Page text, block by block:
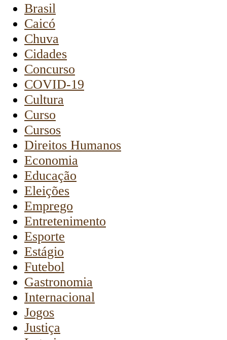
Brasil
Caicó
Chuva
Cidades
Concurso
COVID-19
Cultura
Curso
Cursos
Direitos Humanos
Economia
Educação
Eleições
Emprego
Entretenimento
Esporte
Estágio
Futebol
Gastronomia
Internacional
Jogos
Justiça